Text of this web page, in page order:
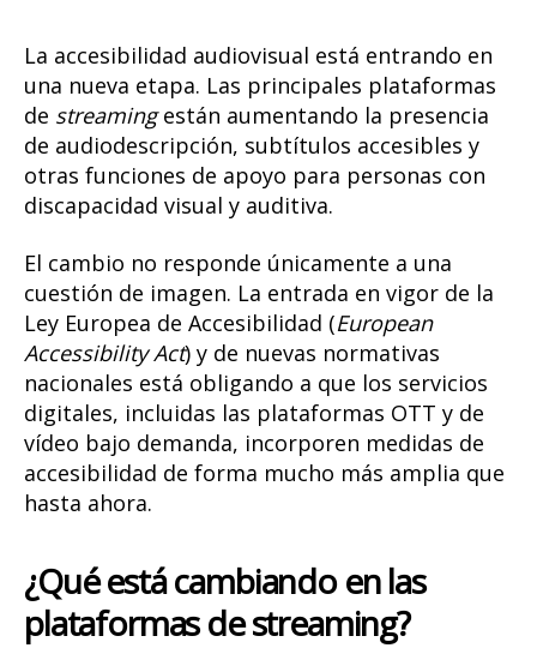
La accesibilidad audiovisual está entrando en
una nueva etapa. Las principales plataformas
de streamingestán aumentando la presencia
de audiodescripción, subtítulos accesibles y
otras funciones de apoyo para personas con
discapacidad visual y auditiva.
El cambio no responde únicamente a una
cuestión de imagen. La entrada en vigor de la
Ley Europea de Accesibilidad (European
Accessibility Act) y de nuevas normativas
nacionales está obligando a que los servicios
digitales, incluidas las plataformas OTT y de
vídeo bajo demanda, incorporen medidas de
accesibilidad de forma mucho más amplia que
hasta ahora.
¿Qué está cambiando en las
plataformas de streaming?